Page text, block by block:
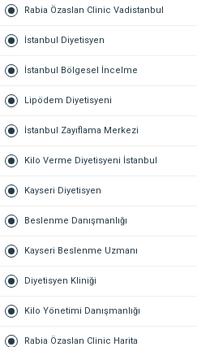
Rabia Özaslan Clinic Vadistanbul
İstanbul Diyetisyen
İstanbul Bölgesel İncelme
Lipödem Diyetisyeni
İstanbul Zayıflama Merkezi
Kilo Verme Diyetisyeni İstanbul
Kayseri Diyetisyen
Beslenme Danışmanlığı
Kayseri Beslenme Uzmanı
Diyetisyen Kliniği
Kilo Yönetimi Danışmanlığı
Rabia Özaslan Clinic Harita